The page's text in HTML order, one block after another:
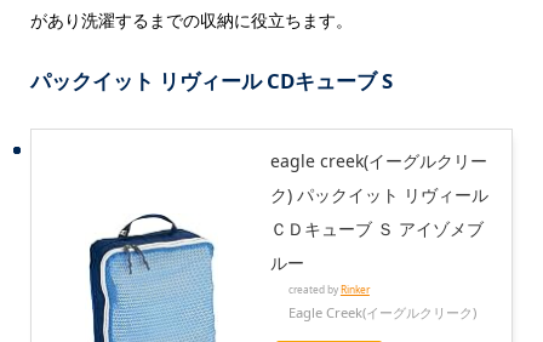
があり洗濯するまでの収納に役立ちます。
パックイット リヴィール CDキューブ S
eagle creek(イーグルクリー
ク) パックイット リヴィール
ＣＤキューブ Ｓ アイゾメブ
ルー
created byRinker
Eagle Creek(イーグルクリーク)